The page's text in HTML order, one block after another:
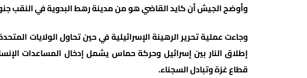
وأوضح الجيش أن كايد القاضي هو من مدينة رهط البدوية في النقب
وجاءت عملية تحرير الرهينة الإسرائيلية في حين تحاول الولايات
إطلاق النار بين إسرائيل وحركة حماس يشمل إدخال المساعدات
قطاع غزة وتبادل السجناء.